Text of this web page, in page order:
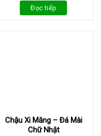
Đọc tiếp
Chậu Xi Măng – Đá Mài
Chữ Nhật